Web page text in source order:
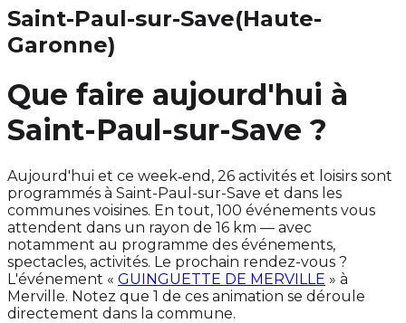
Saint-Paul-sur-Save(Haute-
Garonne)
Que faire aujourd'hui à
Saint-Paul-sur-Save ?
Aujourd'hui et ce week‑end, 26 activités et loisirs sont
programmés à Saint-Paul-sur-Save et dans les
communes voisines. En tout, 100 événements vous
attendent dans un rayon de 16 km — avec
notamment au programme des événements,
spectacles, activités. Le prochain rendez-vous ?
L'événement « GUINGUETTE DE MERVILLE » à
Merville. Notez que 1 de ces animation se déroule
directement dans la commune.